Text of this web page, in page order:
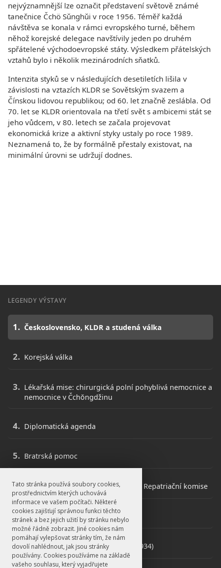
Tato stránka používá soubory cookies,
prostřednictvím kterých uchovává
informace ve vašem počítači. Některé
cookies zajišťují správnou funkci těchto
stránek a bez jejich užití by stránku nebylo
možné řádně zobrazit. Jiné cookies nám
pomáhají vylepšovat stránky tím, že nám
dovolí nahlédnout, jak jsou stránky
používány. Cookies používáme na základě
vašeho souhlasu, který vyjadřujete
LEGENDY VÝSTAVY
Československo, KLDR a studená válka
Korejská válka
Lékařská mise: chirurgická polní pohyblivá nemocnice a
nemocnice v Čchŏngdžinu
Diplomatická agenda
Bratrská pomoc
Dozorčí komise neutrálních států a Repatriační komise
Váleční sirotci
Marie Koláčková, roz. Bartošová (1934)
nejvýznamnější lze označit představení světově známé
tanečnice Čchö Sǔnghǔi v roce 1956. Téměř každá
návštěva se konala v rámci evropského turné, během
něhož korejské delegace navštívily jeden po druhém
spřátelené východoevropské státy. Výsledkem přátelských
vztahů bylo i několik mezinárodních sňatků.
Intenzita styků se v následujících desetiletích lišila v
závislosti na vztazích KLDR se Sovětským svazem a
Čínskou lidovou republikou; od 60. let značně zeslábla. Od
70. let se KLDR orientovala na třetí svět s ambicemi stát se
jeho vůdcem, v 80. letech se začala projevovat
ekonomická krize a aktivní styky ustaly po roce 1989.
Neznamená to, že by formálně přestaly existovat, na
minimální úrovni se udržují dodnes.